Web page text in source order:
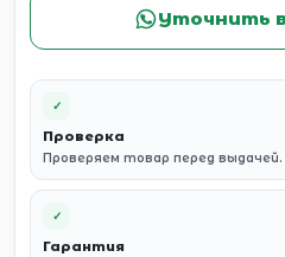
Уточнить
✓
Проверка
Проверяем товар перед выдачей.
✓
Гарантия